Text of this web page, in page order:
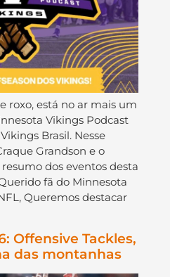
roxo, está no ar mais um
Vikings Podcast
Brasil. Nesse
Grandson e o
dos eventos desta
fã do Minnesota
Queremos destacar
Offensive Tackles,
das montanhas